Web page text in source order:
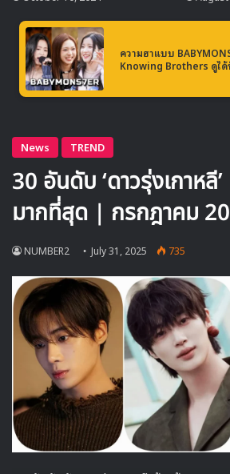
เส้นเรื่องของ
มากกว่าแค่กฎหมาย
เรื่องราวของการเติบโตแล
“Beyond the Bar” เป็นซีรีส์ที่เล่าเรื่อง
กฎหมายของคังฮโยมิน ทนายสาวที่อาจดูซื่
อุดมการณ์ และการทำงานร่วมกับยุนซอ
ความฮาแบบ
Knowing Brothers ดูไ